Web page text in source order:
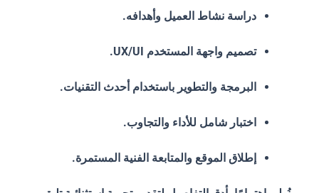
دراسة نشاط العميل وأهدافه.
تصميم واجهة المستخدم UX/UI.
البرمجة والتطوير باستخدام أحدث التقنيات.
اختبار شامل للأداء والتجاوب.
إطلاق الموقع والمتابعة الفنية المستمرة.